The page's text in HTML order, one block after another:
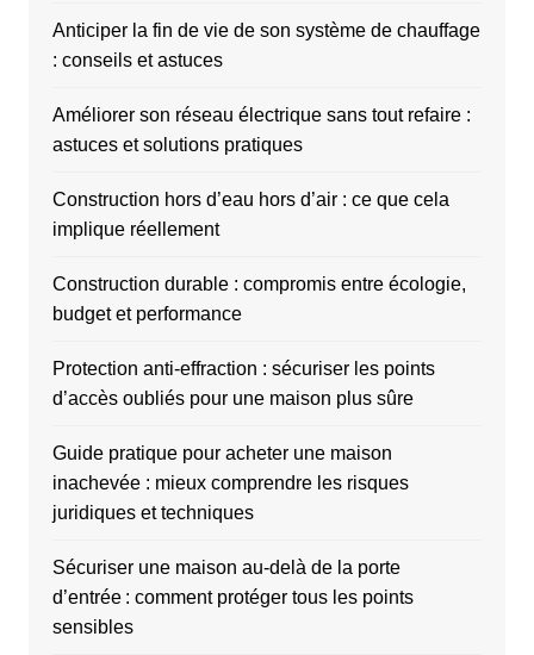
Anticiper la fin de vie de son système de chauffage
: conseils et astuces
Améliorer son réseau électrique sans tout refaire :
astuces et solutions pratiques
Construction hors d’eau hors d’air : ce que cela
implique réellement
Construction durable : compromis entre écologie,
budget et performance
Protection anti-effraction : sécuriser les points
d’accès oubliés pour une maison plus sûre
Guide pratique pour acheter une maison
inachevée : mieux comprendre les risques
juridiques et techniques
Sécuriser une maison au-delà de la porte
d’entrée : comment protéger tous les points
sensibles